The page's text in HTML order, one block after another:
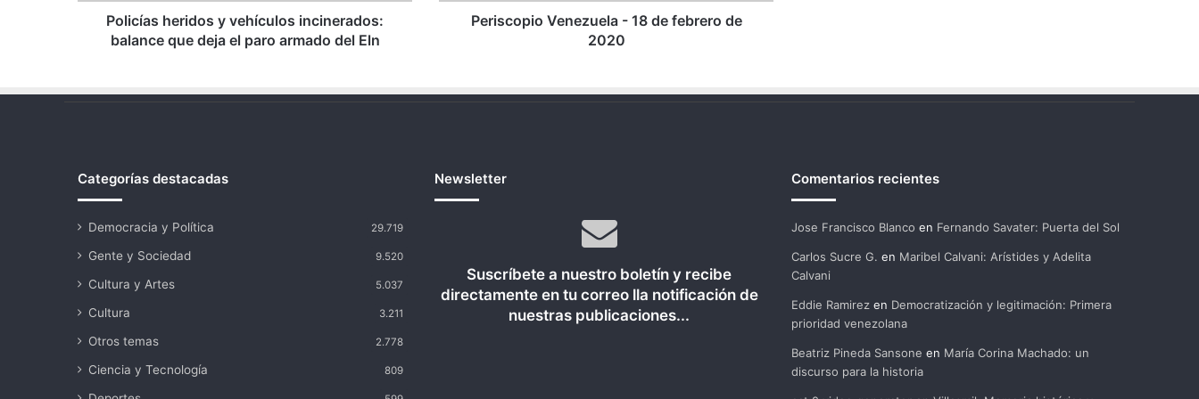
armado
Policías heridos y vehículos incinerados:
balance que deja el paro armado del Eln
Periscopio Venezuela - 18 de febrero de
2020
Categorías destacadas
Democracia y Política 29.719
Gente y Sociedad 9.520
Cultura y Artes 5.037
Cultura 3.211
Otros temas 2.778
Ciencia y Tecnología 809
Newsletter
Suscríbete a nuestro boletín y recibe
directamente en tu correo lla notificación de
nuestras publicaciones...
Comentarios recientes
Jose Francisco Blanco en Fernando Savater: Puerta del Sol
Carlos Sucre G. en Maribel Calvani: Arístides y Adelita
Calvani
Eddie Ramirezen Democratización y legitimación: Primera
prioridad venezolana
Beatriz Pineda Sansone en María Corina Machado: un
discurso para la historia